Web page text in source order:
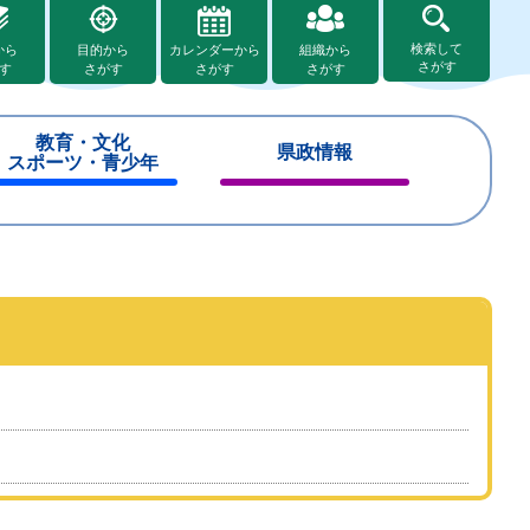
ら
目的から
さがす
カレンダーから
さがす
組織から
さがす
検索して
さがす
教育・文化
スポーツ・青少年
県政情報
じ